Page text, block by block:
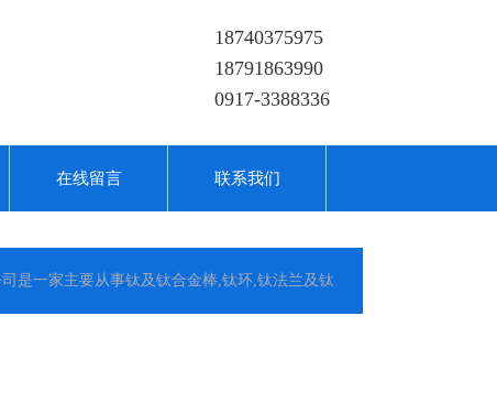
18740375975
18791863990
0917-3388336
在线留言 联系我们
金棒,钛环,钛法兰及钛合金板材的高新技术企业,公司提供钛环,钛合金